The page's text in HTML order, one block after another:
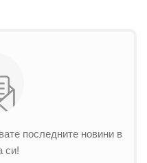
последните новини в
си!